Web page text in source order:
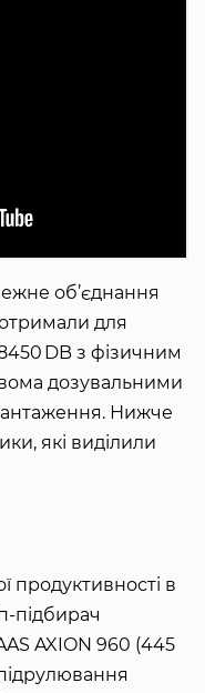
об’єднання
для
DB з фізичним
дозувальними
Нижче
які виділили
продуктивності в
підбирач
AXION 960 (445